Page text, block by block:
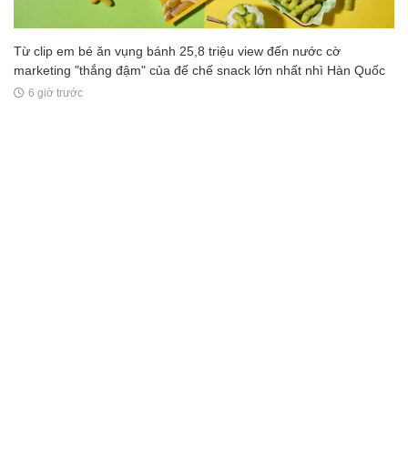
Từ clip em bé ăn vụng bánh 25,8 triệu view đến nước cờ
marketing "thắng đậm" của đế chế snack lớn nhất nhì Hàn Quốc
6 giờ trước